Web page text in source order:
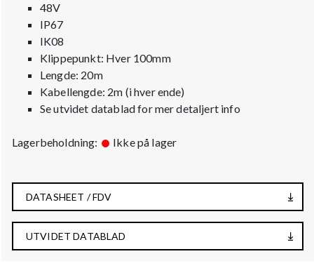
48V
IP67
IK08
Klippepunkt: Hver 100mm
Lengde: 20m
Kabellengde: 2m (i hver ende)
Se utvidet datablad for mer detaljert info
Lagerbeholdning: Ikke på lager
DATASHEET / FDV
UTVIDET DATABLAD